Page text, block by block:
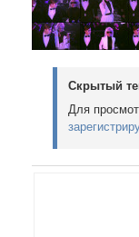
Скрытый
Для